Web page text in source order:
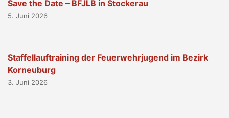
Save the Date – BFJLB in Stockerau
5. Juni 2026
Staffellauftraining der Feuerwehrjugend im Bezirk
Korneuburg
3. Juni 2026